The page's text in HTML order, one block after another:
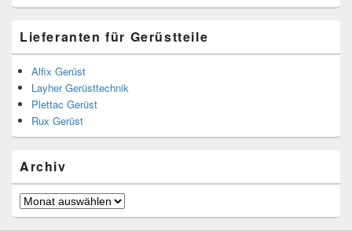
Lieferanten für Gerüstteile
Alfix Gerüst
Layher Gerüsttechnik
Plettac Gerüst
Rux Gerüst
Archiv
Archiv